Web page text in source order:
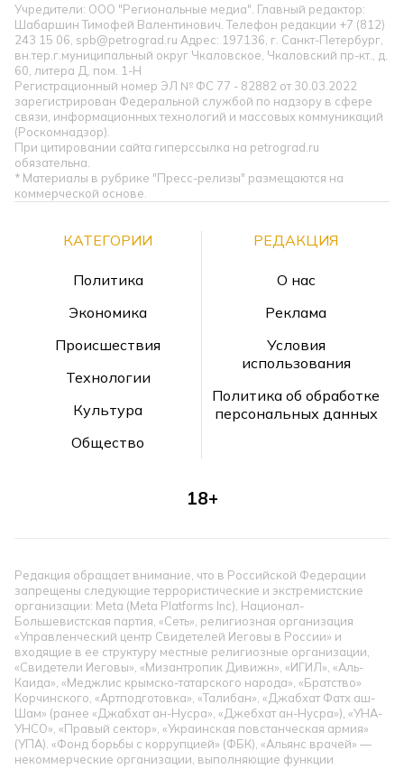
Учредители: ООО "Региональные медиа". Главный редактор:
Шабаршин Тимофей Валентинович. Телефон редакции +7 (812)
243 15 06, spb@petrograd.ru Адрес: 197136, г. Санкт-Петербург,
вн.тер.г.муниципальный округ Чкаловское, Чкаловский пр-кт., д.
60, литера Д, пом. 1-Н
Регистрационный номер ЭЛ № ФС 77 - 82882 от 30.03.2022
зарегистрирован Федеральной службой по надзору в сфере
связи, информационных технологий и массовых коммуникаций
(Роскомнадзор).
При цитировании сайта гиперссылка на petrograd.ru
обязательна.
* Материалы в рубрике "Пресс-релизы" размещаются на
коммерческой основе.
КАТЕГОРИИ
Политика
Экономика
Происшествия
Технологии
Культура
Общество
РЕДАКЦИЯ
О нас
Реклама
Условия
использования
Политика об обработке
персональных данных
18+
Редакция обращает внимание, что в Российской Федерации
запрещены следующие террористические и экстремистские
организации: Meta (Meta Platforms Inc), Национал-
Большевистская партия, «Сеть», религиозная организация
«Управленческий центр Свидетелей Иеговы в России» и
входящие в ее структуру местные религиозные организации,
«Свидетели Иеговы», «Мизантропик Дивижн», «ИГИЛ», «Аль-
Каида», «Меджлис крымско-татарского народа», «Братство»
Корчинского, «Артподготовка», «Талибан», «Джабхат Фатх аш-
Шам» (ранее «Джабхат ан-Нусра», «Джебхат ан-Нусра»), «УНА-
УНСО», «Правый сектор», «Украинская повстанческая армия»
(УПА). «Фонд борьбы с коррупцией» (ФБК), «Альянс врачей» —
некоммерческие организации, выполняющие функции